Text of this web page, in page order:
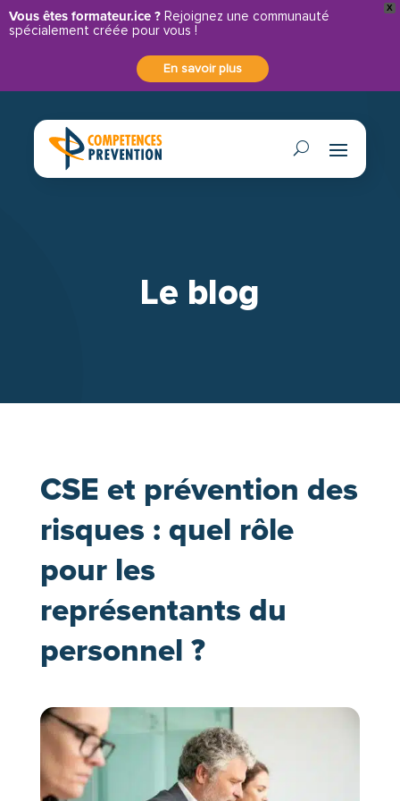
X
Vous êtes formateur.ice ? Rejoignez une communauté
spécialement créée pour vous !
En savoir plus
Le blog
CSE et prévention des
risques : quel rôle
pour les
représentants du
personnel ?